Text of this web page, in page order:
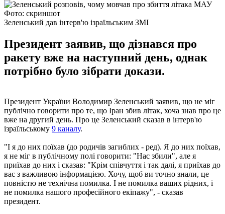
Фото: скриншот
Зеленський дав інтерв'ю ізраїльським ЗМІ
Президент заявив, що дізнався про
ракету вже на наступний день, однак
потрібно було зібрати докази.
Президент України Володимир Зеленський заявив, що не міг
публічно говорити про те, що Іран збив літак, хоча знав про це
вже на другий день. Про це Зеленський сказав в інтерв'ю
ізраїльському 9 каналу.
"І я до них поїхав (до родичів загиблих - ред). Я до них поїхав,
я не міг в публічному полі говорити: "Нас збили", але я
приїхав до них і сказав: "Крім співчуття і так далі, я приїхав до
ваc з важливою інформацією. Хочу, щоб ви точно знали, це
повністю не технічна помилка. І не помилка ваших рідних, і
не помилка нашого професійного екіпажу", - сказав
президент.